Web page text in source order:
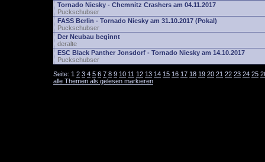
Tornado Niesky - Chemnitz Crashers am 04.11.2017
Puckschubser
FASS Berlin - Tornado Niesky am 31.10.2017 (Pokal)
Puckschubser
Der Neubau beginnt
deralte
ESC Black Panther Jonsdorf - Tornado Niesky am 14.10.2017
Puckschubser
Seite: 1 2 3 4 5 6 7 8 9 10 11 12 13 14 15 16 17 18 19 20 21 22 23 24 25
alle Themen als gelesen markieren